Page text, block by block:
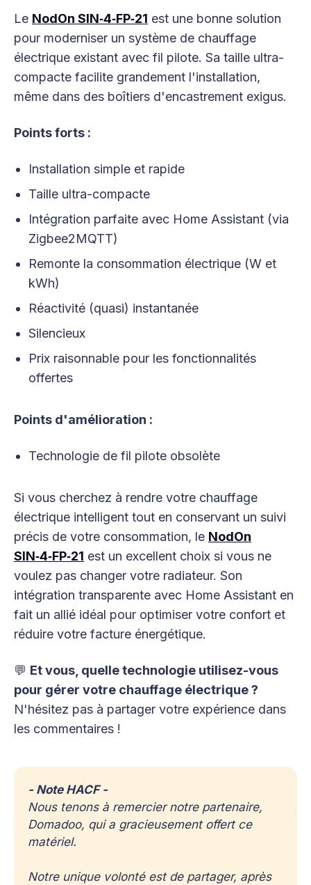
Le NodOn SIN‑4‑FP‑21 est une bonne solution
pour moderniser un système de chauffage
électrique existant avec fil pilote. Sa taille ultra-
compacte facilite grandement l'installation,
même dans des boîtiers d'encastrement exigus.
Points forts :
Installation simple et rapide
Taille ultra-compacte
Intégration parfaite avec Home Assistant (via
Zigbee2MQTT)
Remonte la consommation électrique (W et
kWh)
Réactivité (quasi) instantanée
Silencieux
Prix raisonnable pour les fonctionnalités
offertes
Points d'amélioration :
Technologie de fil pilote obsolète
Si vous cherchez à rendre votre chauffage
électrique intelligent tout en conservant un suivi
précis de votre consommation, le NodOn
SIN‑4‑FP‑21 est un excellent choix si vous ne
voulez pas changer votre radiateur. Son
intégration transparente avec Home Assistant en
fait un allié idéal pour optimiser votre confort et
réduire votre facture énergétique.
💬 Et vous, quelle technologie utilisez-vous
pour gérer votre chauffage électrique ?
N'hésitez pas à partager votre expérience dans
les commentaires !
- Note HACF -
Nous tenons à remercier notre partenaire,
Domadoo, qui a gracieusement offert ce
matériel.
Notre unique volonté est de partager, après